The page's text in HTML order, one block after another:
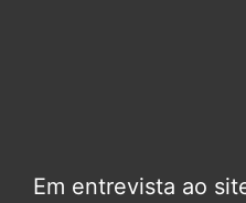
Em entrevista ao